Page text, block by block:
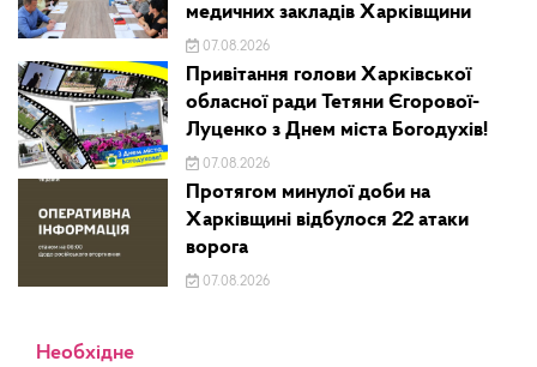
медичних закладів Харківщини
07.08.2026
Привітання голови Харківської
обласної ради Тетяни Єгорової-
Луценко з Днем міста Богодухів!
07.08.2026
Протягом минулої доби на
Харківщині відбулося 22 атаки
ворога
07.08.2026
Необхідне